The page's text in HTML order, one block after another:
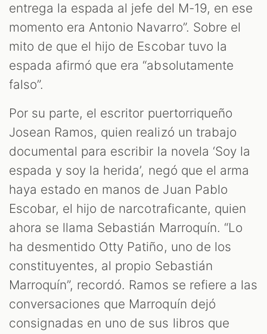
entrega la espada al jefe del M-19, en ese
momento era Antonio Navarro”. Sobre el
mito de que el hijo de Escobar tuvo la
espada afirmó que era “absolutamente
falso”.
Por su parte, el escritor puertorriqueño
Josean Ramos, quien realizó un trabajo
documental para escribir la novela ‘Soy la
espada y soy la herida’, negó que el arma
haya estado en manos de Juan Pablo
Escobar, el hijo de narcotraficante, quien
ahora se llama Sebastián Marroquín. “Lo
ha desmentido Otty Patiño, uno de los
constituyentes, al propio Sebastián
Marroquín”, recordó. Ramos se refiere a las
conversaciones que Marroquín dejó
consignadas en uno de sus libros que